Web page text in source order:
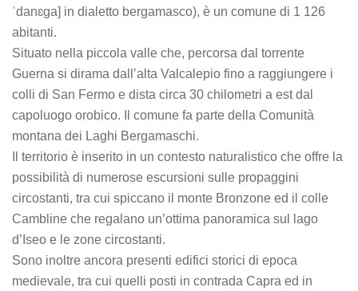
ˈdanɛɡa] in dialetto bergamasco), è un comune di 1 126
abitanti.
Situato nella piccola valle che, percorsa dal torrente
Guerna si dirama dall’alta Valcalepio fino a raggiungere i
colli di San Fermo e dista circa 30 chilometri a est dal
capoluogo orobico. Il comune fa parte della Comunità
montana dei Laghi Bergamaschi.
Il territorio è inserito in un contesto naturalistico che offre la
possibilità di numerose escursioni sulle propaggini
circostanti, tra cui spiccano il monte Bronzone ed il colle
Cambline che regalano un’ottima panoramica sul lago
d’Iseo e le zone circostanti.
Sono inoltre ancora presenti edifici storici di epoca
medievale, tra cui quelli posti in contrada Capra ed in